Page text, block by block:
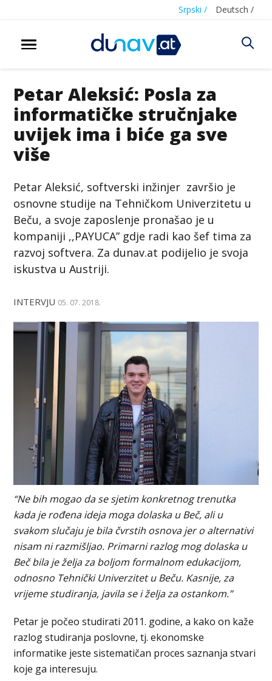
Srpski / Deutsch /
Petar Aleksić: Posla za
informatičke stručnjake
uvijek ima i biće ga sve
više
Petar Aleksić, softverski inžinjer završio je
osnovne studije na Tehničkom Univerzitetu u
Beču, a svoje zaposlenje pronašao je u
kompaniji ,,PAYUCA” gdje radi kao šef tima za
razvoj softvera. Za dunav.at podijelio je svoja
iskustva u Austriji.
INTERVJU 05. 07. 2018.
“Ne bih mogao da se sjetim konkretnog trenutka
kada je rođena ideja moga dolaska u Beč, ali u
svakom slučaju je bila čvrstih osnova jer o alternativi
nisam ni razmišljao. Primarni razlog mog dolaska u
Beč bila je želja za boljom formalnom edukacijom,
odnosno Tehnički Univerzitet u Beču. Kasnije, za
vrijeme studiranja, javila se i želja za ostankom.”
Petar je počeo studirati 2011. godine, a kako on kaže
razlog studiranja poslovne, tj. ekonomske
informatike jeste sistematičan proces saznanja stvari
koje ga interesuju.